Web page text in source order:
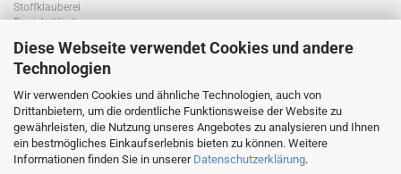
Diese Webseite verwendet Cookies und andere
Technologien
Wir verwenden Cookies und ähnliche Technologien, auch von
Drittanbietern, um die ordentliche Funktionsweise der Website zu
gewährleisten, die Nutzung unseres Angebotes zu analysieren und Ihnen
ein bestmögliches Einkaufserlebnis bieten zu können. Weitere
Informationen finden Sie in unserer Datenschutzerklärung.
Stoffklauberei
Daniela Hierl
Telefon +49 170 41 55 820
E-Mail: info@stoffklauberei.de
Umsatzsteuer-Identifikationsnummer: DE360021786
USt. wird nicht ausgewiesen (Kleinunternehmerregelung)